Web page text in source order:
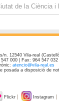
de la Ciència i
n. 12540 Vila-real
547 000 | Fax: 964 547 032
atencio@vila-real.es
posada a disposició de
Flickr Instagram